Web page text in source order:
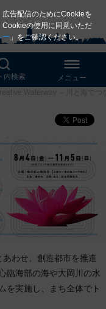
内検索
メニュー
Waterway －川と海でつ
あわせ、創造都市を推進
臨海部の海や大岡川の水
を実施し、まち全体でト
告配信のためにCookieを
の使用に同意いただ
ー 」をご確認ください。